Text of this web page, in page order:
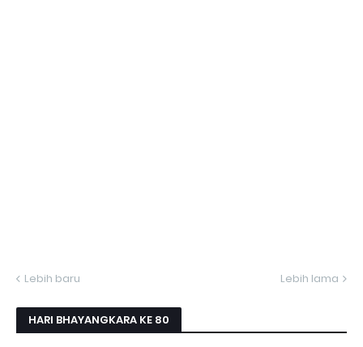
Lebih baru Lebih lama
HARI BHAYANGKARA KE 80